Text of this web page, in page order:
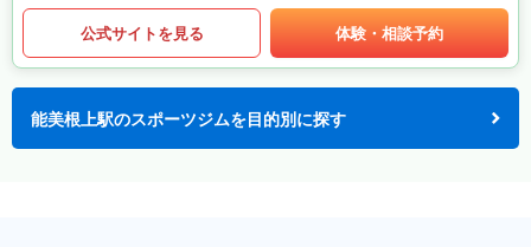
公式サイトを見る 体験・相談予約
能美根上駅のスポーツジムを目的別に探す